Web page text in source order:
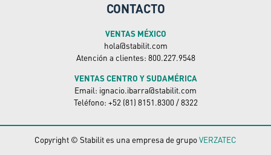
CONTACTO
VENTAS MÉXICO
hola@stabilit.com
Atención a clientes: 800.227.9548
VENTAS CENTRO Y SUDAMÉRICA
Email: ignacio.ibarra@stabilit.com
Teléfono: +52 (81) 8151.8300 / 8322
Copyright © Stabilit es una empresa de grupoVERZATEC